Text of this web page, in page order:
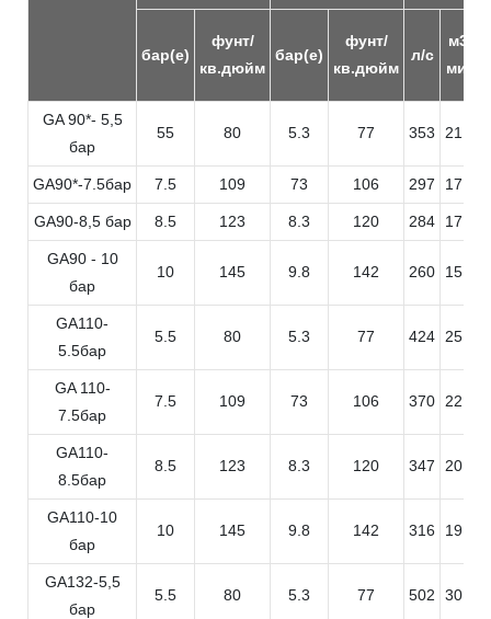
бар(е)
фунт/
кв.дюйм
бар(е)
фунт/
кв.дюйм
л/с
м3/
мин
GA 90*- 5,5
бар
55 80 5.3 77 353 21.2
GA90*-7.5бар 7.5 109 73 106 297 17.8
GA90-8,5 бар 8.5 123 8.3 120 284 17.0
GA90 - 10
бар
10 145 9.8 142 260 15.6
GA110-
5.5бар
5.5 80 5.3 77 424 25.4
GA 110-
7.5бар
7.5 109 73 106 370 22.2
GA110-
8.5бар
8.5 123 8.3 120 347 20.8
GA110-10
бар
10 145 9.8 142 316 19.0
GA132-5,5
бар
5.5 80 5.3 77 502 30.1